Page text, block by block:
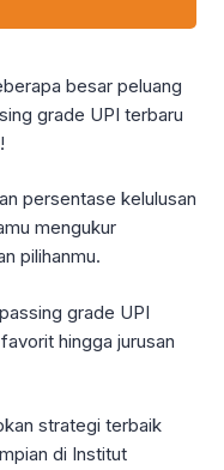
besar peluang
grade UPI terbaru
persentase kelulusan
mengukur
pilihanmu.
grade UPI
hingga jurusan
strategi terbaik
di Institut